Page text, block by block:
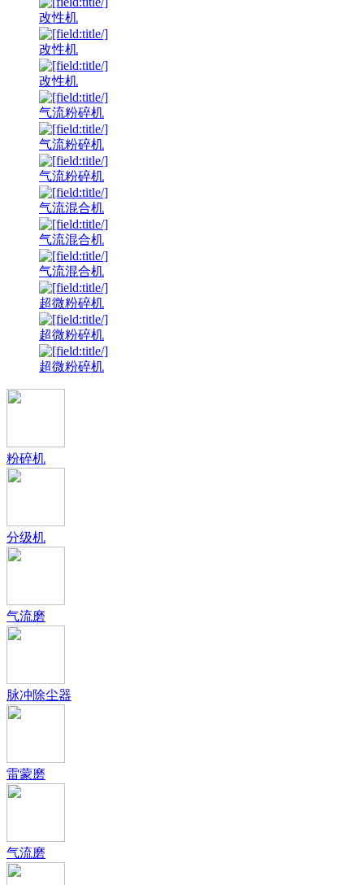
改性机
改性机
改性机
气流粉碎机
气流粉碎机
气流粉碎机
气流混合机
气流混合机
气流混合机
超微粉碎机
超微粉碎机
超微粉碎机
粉碎机
分级机
气流磨
脉冲除尘器
雷蒙磨
气流磨